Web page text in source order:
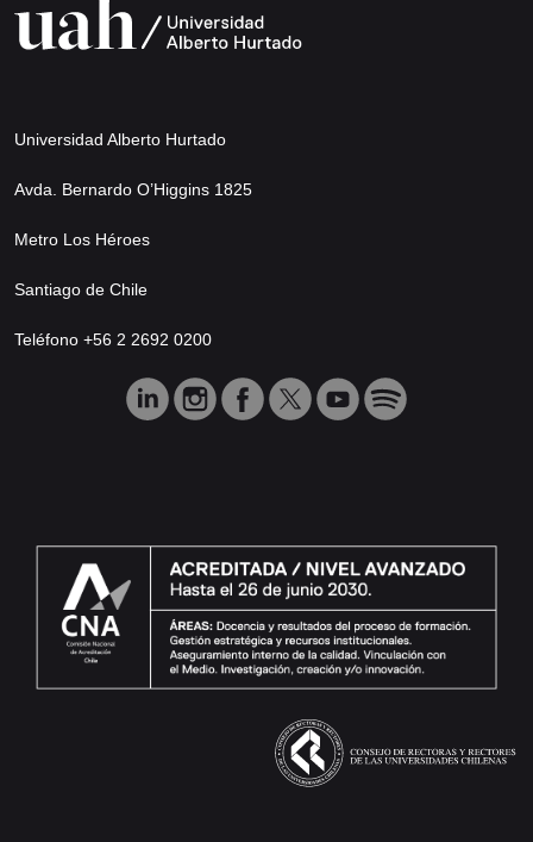
Universidad Alberto Hurtado
Avda. Bernardo O’Higgins 1825
Metro Los Héroes
Santiago de Chile
Teléfono +56 2 2692 0200